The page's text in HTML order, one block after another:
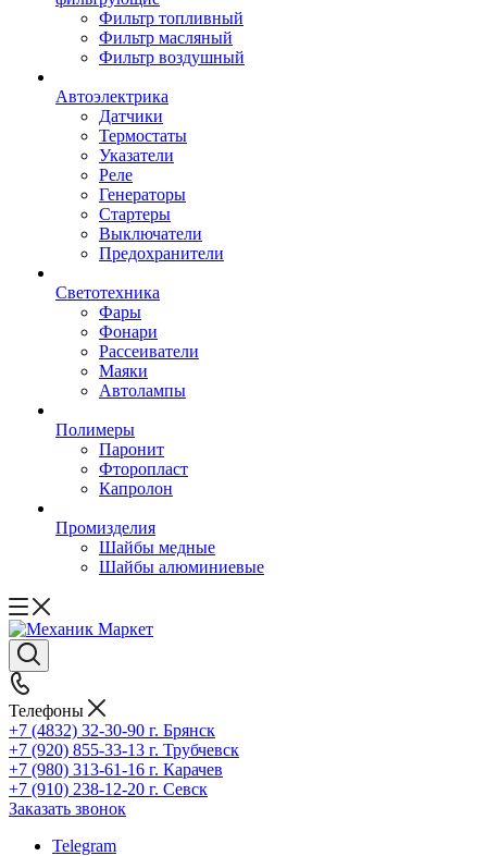
Фильтр топливный
Фильтр масляный
Фильтр воздушный
Автоэлектрика
Датчики
Термостаты
Указатели
Реле
Генераторы
Стартеры
Выключатели
Предохранители
Светотехника
Фары
Фонари
Рассеиватели
Маяки
Автолампы
Полимеры
Паронит
Фторопласт
Капролон
Промизделия
Шайбы медные
Шайбы алюминиевые
Телефоны
+7 (4832) 32-30-90 г. Брянск
+7 (920) 855-33-13 г. Трубчевск
+7 (980) 313-61-16 г. Карачев
+7 (910) 238-12-20 г. Севск
Заказать звонок
Telegram